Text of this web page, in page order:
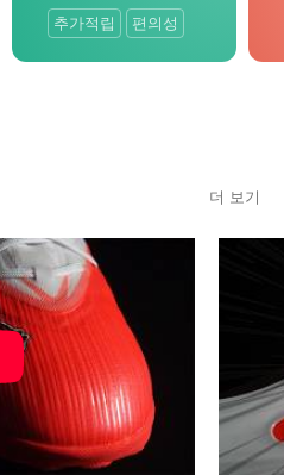
추가적립 편의성
더 보기